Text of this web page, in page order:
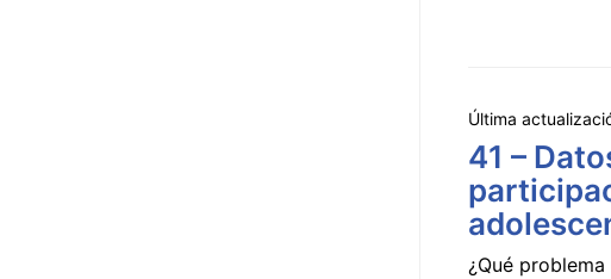
Última
41 –
¿Qué